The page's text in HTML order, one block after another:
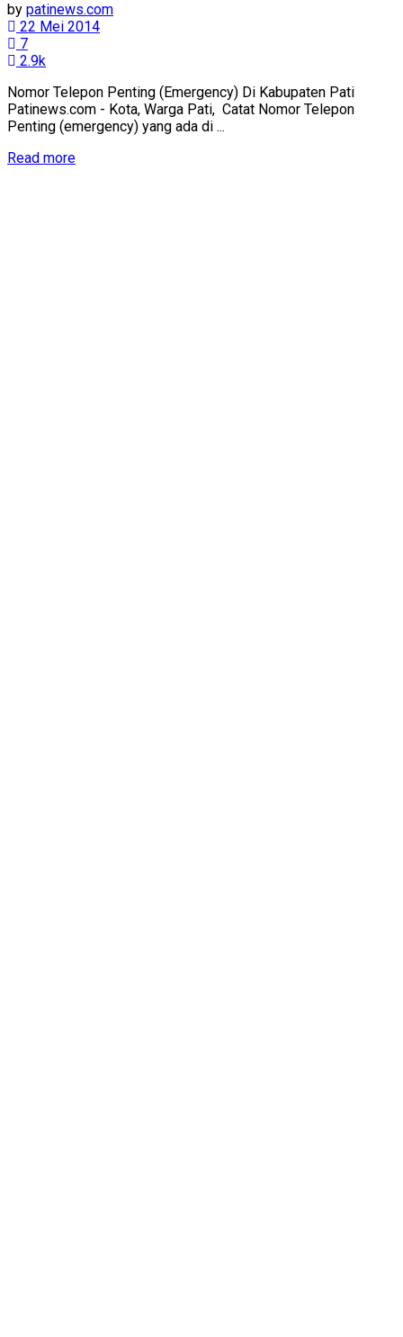
by patinews.com
22 Mei 2014
7
2.9k
Nomor Telepon Penting (Emergency) Di Kabupaten Pati
Patinews.com - Kota, Warga Pati, Catat Nomor Telepon
Penting (emergency) yang ada di ...
Read moreDetails